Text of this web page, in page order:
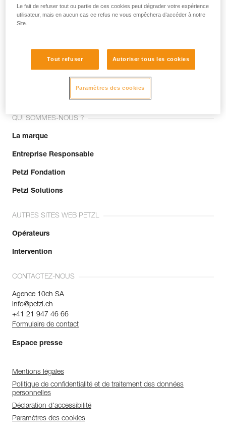
Rejoignez la communauté !
QUI SOMMES-NOUS ?
La marque
Entreprise Responsable
Petzl Fondation
Petzl Solutions
AUTRES SITES WEB PETZL
Opérateurs
Intervention
CONTACTEZ-NOUS
Agence 10ch SA
info@petzl.ch
+41 21 947 46 66
Formulaire de contact
Espace presse
Mentions légales
Politique de confidentialité et de traitement des données
personnelles
Déclaration d'accessibilité
Paramètres des cookies
Le fait de refuser tout ou partie de ces cookies peut dégrader votre expérience
utilisateur, mais en aucun cas ce refus ne vous empêchera d’accéder à notre
Site.
Tout refuser Autoriser tous les cookies
Paramètres des cookies